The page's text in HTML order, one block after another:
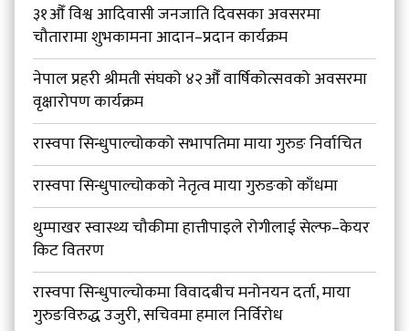
३१औँ विश्व आदिवासी जनजाति दिवसका अवसरमा
चौतारामा शुभकामना आदान–प्रदान कार्यक्रम
नेपाल प्रहरी श्रीमती संघको ४२औँ वार्षिकोत्सवको अवसरमा
वृक्षारोपण कार्यक्रम
रास्वपा सिन्धुपाल्चोकको सभापतिमा माया गुरुङ निर्वाचित
रास्वपा सिन्धुपाल्चोकको नेतृत्व माया गुरुङको काँधमा
थुम्पाखर स्वास्थ्य चौकीमा हात्तीपाइले रोगीलाई सेल्फ–केयर
किट वितरण
रास्वपा सिन्धुपाल्चोकमा विवादबीच मनोनयन दर्ता, माया
गुरुङविरुद्ध उजुरी, सचिवमा हमाल निर्विरोध